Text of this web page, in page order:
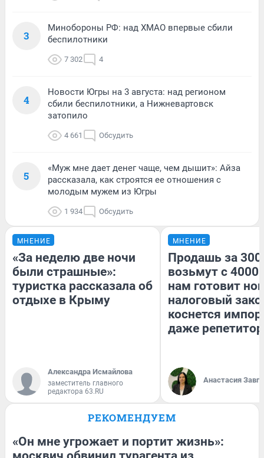
3
Минобороны РФ: над ХМАО впервые сбили
беспилотники
7 302 4
4
Новости Югры на 3 августа: над регионом
сбили беспилотники, а Нижневартовск
затопило
4 661 Обсудить
5
«Муж мне дает денег чаще, чем дышит»: Айза
рассказала, как строятся ее отношения с
молодым мужем из Югры
1 934 Обсудить
МНЕНИЕ
«За неделю две ночи
были страшные»:
туристка рассказала об
отдыхе в Крыму
Александра Исмайлова
заместитель главного
редактора 63.RU
МНЕНИЕ
Продашь за
возьмут с
нам готовит
налоговый
коснется
даже
Анастасия
РЕКОМЕНДУЕМ
«Он мне угрожает и портит жизнь»: